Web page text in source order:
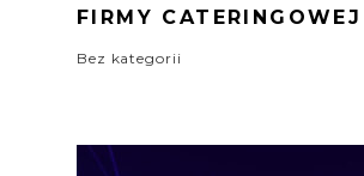
FIRMY CATERINGOWEJ
Bez kategorii